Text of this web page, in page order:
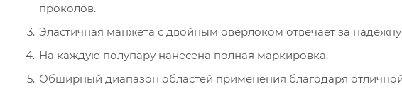
проколов.
Эластичная манжета с двойным оверлоком отвечает за
На каждую полупару нанесена полная маркировка.
Обширный диапазон областей применения благодаря